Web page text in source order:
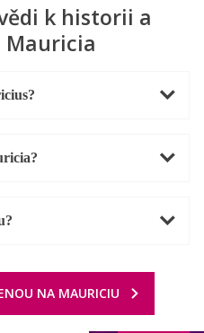
k historii a
NA MAURICIU